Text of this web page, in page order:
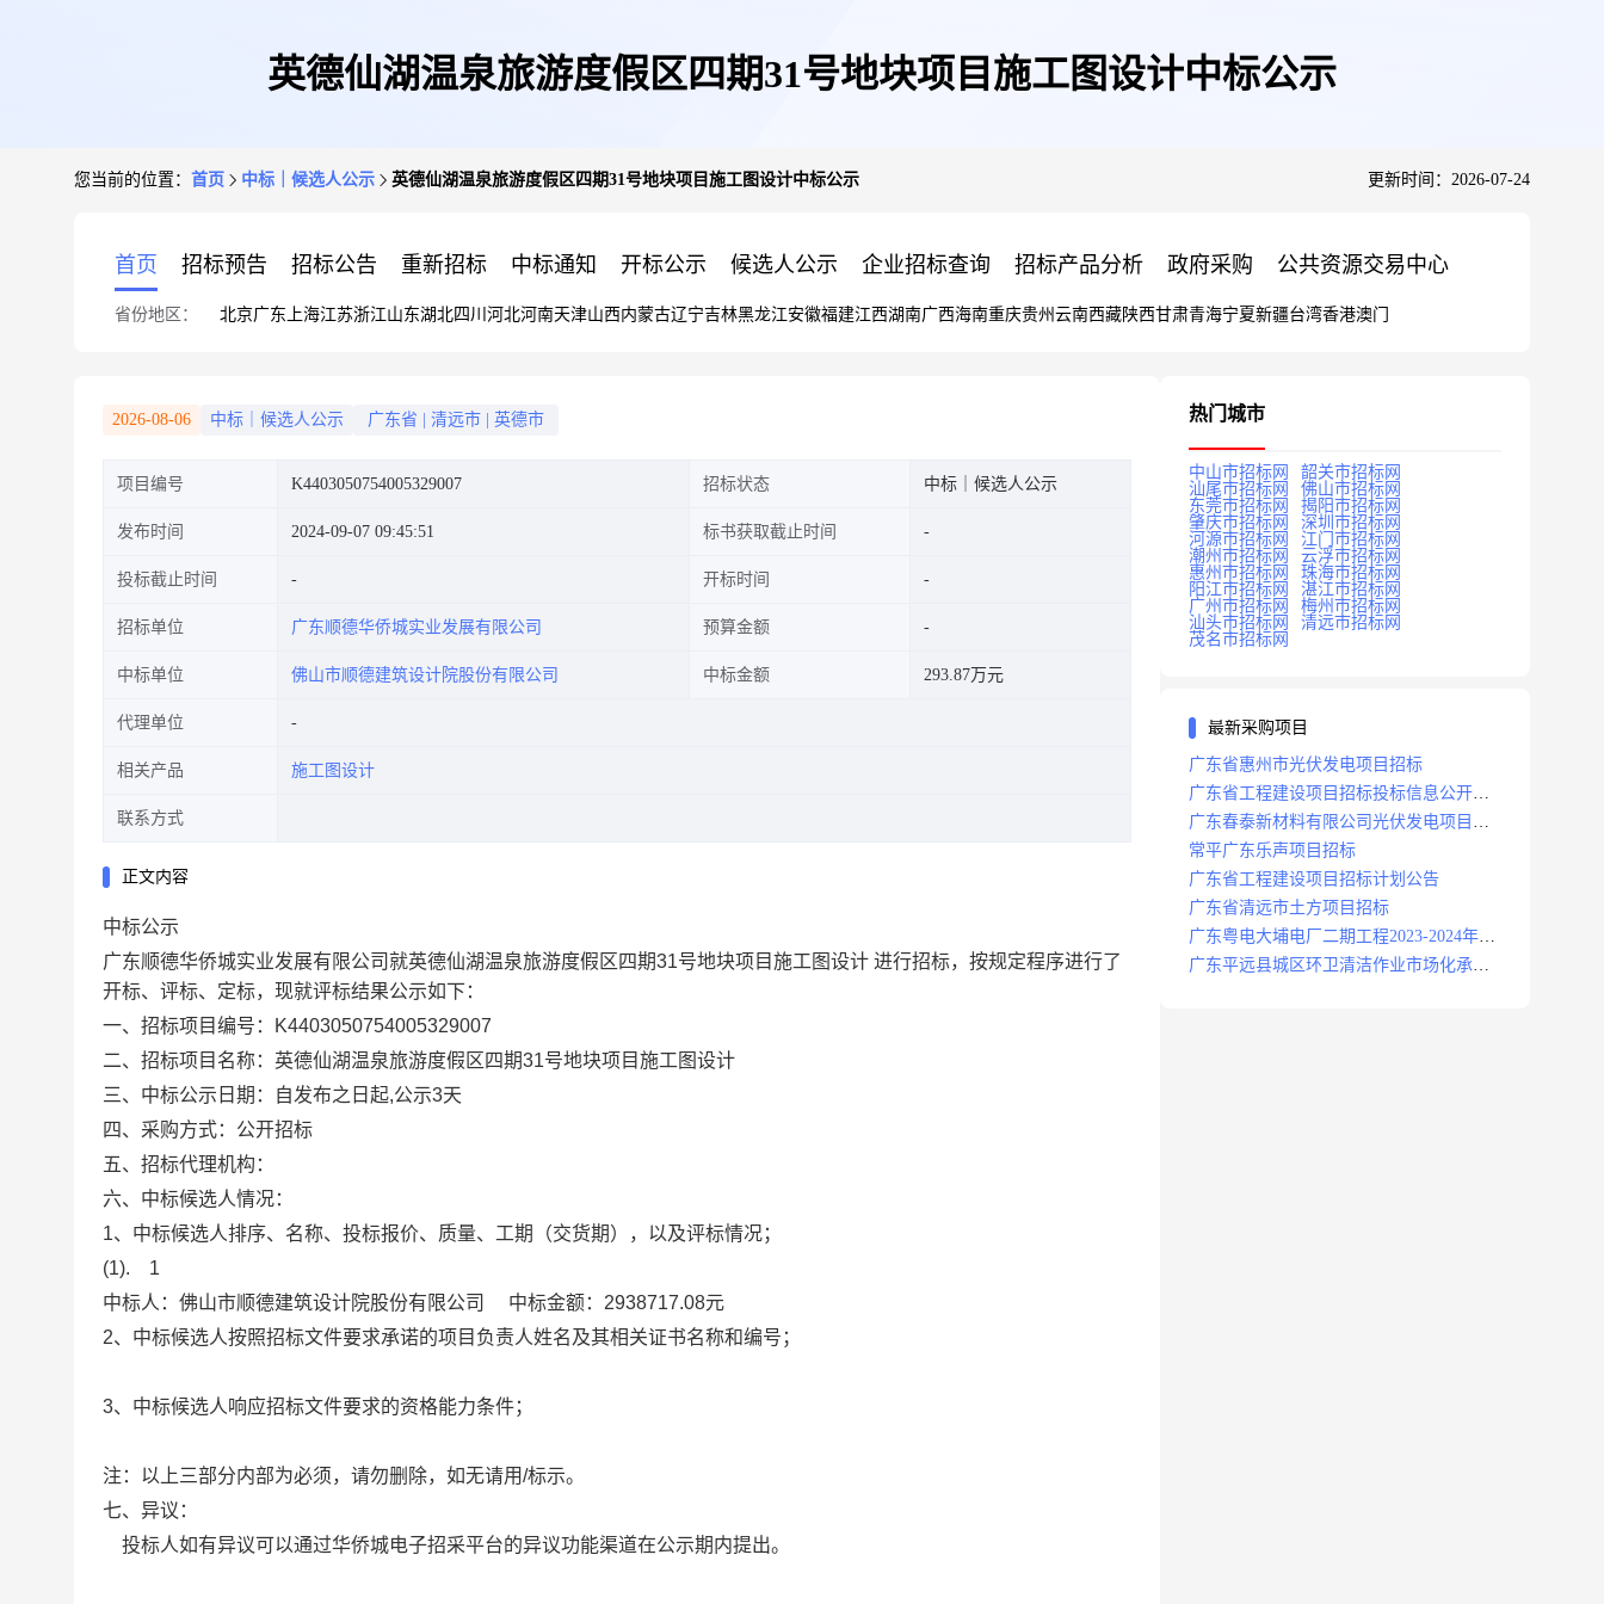
英德仙湖温泉旅游度假区四期31号地块项目施工图设计中标公示
您当前的位置： 首页 中标｜候选人公示 英德仙湖温泉旅游度假区四期31号地块项目施工图设计中标公示 更新时间：2026-07-24
首页 招标预告 招标公告 重新招标 中标通知 开标公示 候选人公示 企业招标查询 招标产品分析 政府采购 公共资源交易中心
省份地区： 北京广东 上海江苏浙江山东湖北四川 河北河南天津山西内蒙古辽宁吉林黑龙江安徽福建江西湖南广西海南重庆贵州 云南西藏陕西甘肃青海宁夏新疆台湾香港澳门
2026-08-06 中标｜候选人公示 广东省 清远市 英德市
项目编号 K4403050754005329007 招标状态 中标｜候选人公示
发布时间 2024-09-07 09:45:51 标书获取截止时间
投标截止时间 开标时间
招标单位 广东顺德华侨城实业发展有限公司 预算金额
中标单位 佛山市顺德建筑设计院股份有限公司 中标金额 293.87万元
代理单位
相关产品 施工图设计
联系方式
正文内容
中标公示
广东顺德华侨城实业发展有限公司就英德仙湖温泉旅游度假区四期31号地块项目施工图设计 进行招标，按规定程序进行了
开标、评标、定标，现就评标结果公示如下：
一、 招标项目编号：K4403050754005329007
二、 招标项目名称：英德仙湖温泉旅游度假区四期31号地块项目施工图设计
三、 中标公示日期：自发布之日起,公示3天
四、 采购方式：公开招标
五、招标代理机构：
六、中标候选人情况：
1、中标候选人排序、名称、投标报价、质量、工期（交货期），以及评标情况；
(1). 1
中标人：佛山市顺德建筑设计院股份有限公司
中标金额：2938717.08元
2、中标候选人按照招标文件要求承诺的项目负责人姓名及其相关证书名称和编号；
3、中标候选人响应招标文件要求的资格能力条件；
注：以上三部分内部为必须，请勿删除，如无请用/标示。
七、异议：
投标人如有异议可以通过华侨城电子招采平台的异议功能渠道在公示期内提出。
热门城市
中山市招标网
韶关市招标网
汕尾市招标网
佛山市招标网
东莞市招标网
揭阳市招标网
肇庆市招标网
深圳市招标网
河源市招标网
江门市招标网
潮州市招标网
云浮市招标网
惠州市招标网
珠海市招标网
阳江市招标网
湛江市招标网
广州市招标网
梅州市招标网
汕头市招标网
清远市招标网
茂名市招标网
最新采购项目
广东省惠州市光伏发电项目招标
广东省工程建设项目招标投标信息公开目
录
广东春泰新材料有限公司光伏发电项目招
标
常平广东乐声项目招标
广东省工程建设项目招标计划公告
广东省清远市土方项目招标
广东粤电大埔电厂二期工程2023-2024年度
安保服务项目招标公告
广东平远县城区环卫清洁作业市场化承包